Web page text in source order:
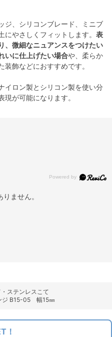
ジ、シリコンブレード、ミニブ
やさしくフィットします。 表
、微細なニュアンスをつけたい
いに仕上げたい場合や、柔らか
飾などにおすすめです。
イロン製とシリコン製を使い分
が可能になります。
ません。
ステンレスこて
ジ B15-05 幅15㎜
！